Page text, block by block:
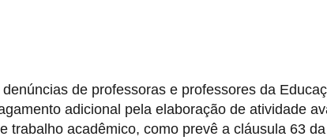
de professoras e professores da
adicional pela elaboração de atividade
trabalho acadêmico, como prevê a cláusula 63 da